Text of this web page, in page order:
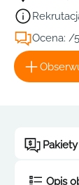
Ocena: /
Opis